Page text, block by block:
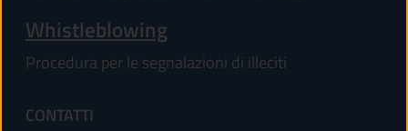
Whistleblowing
Procedura per le segnalazioni di illeciti
CONTATTI